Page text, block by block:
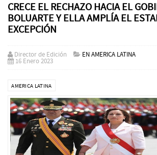
CRECE EL RECHAZO HACIA EL
BOLUARTE Y ELLA AMPLÍA EL
EXCEPCIÓN
Director de Edición EN AMERICA LATINA
16 Enero 2023
AMERICA LATINA